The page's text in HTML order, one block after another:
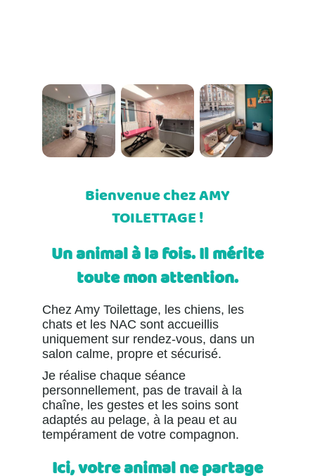
Bienvenue chez AMY
TOILETTAGE !
Un animal à la fois. Il mérite
toute mon attention.
Chez Amy Toilettage, les chiens, les
chats et les NAC sont accueillis
uniquement sur rendez-vous, dans un
salon calme, propre et sécurisé.
Je réalise chaque séance
personnellement, pas de travail à la
chaîne, les gestes et les soins sont
adaptés au pelage, à la peau et au
tempérament de votre compagnon.
Ici, votre animal ne partage